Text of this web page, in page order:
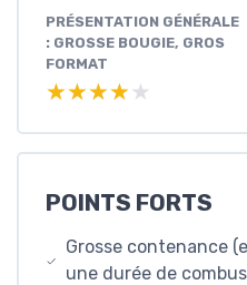
PRÉSENTATION GÉNÉRALE
: GROSSE BOUGIE, GROS
FORMAT
★★★★★
★★★★★
POINTS FORTS
Grosse contenance
une durée de